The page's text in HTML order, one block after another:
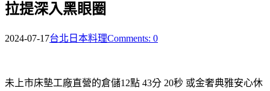
拉提深入黑眼圈
2024-07-17台北日本料理Comments: 0
未上市床墊工廠直營的倉儲12點 43分 20秒 或金奢典雅安心休